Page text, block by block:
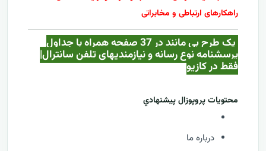
راهکارهای ارتباطی و مخابراتی
یک طرح بی مانند در 37 صفحه همراه با جداول
پرسشنامه نوع رسانه و نیازمندیهای تلفن سانترال|
فقط در کازيو
محتويات پروپوزال پيشنهادي
درباره ما